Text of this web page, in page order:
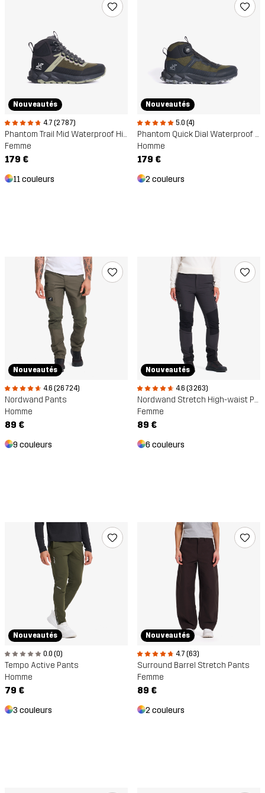
Nouveautés
4.7 (2 787)
Phantom Trail Mid Waterproof Hiking Boots
Femme
179 €
11 couleurs
Nouveautés
5.0 (4)
Phantom Quick Dial Waterproof Hiking Boots
Homme
179 €
2 couleurs
Nouveautés
4.6 (26 724)
Nordwand Pants
Homme
89 €
9 couleurs
Nouveautés
4.6 (3 263)
Nordwand Stretch High-waist Pants
Femme
89 €
6 couleurs
Nouveautés
0.0 (0)
Tempo Active Pants
Homme
79 €
3 couleurs
Nouveautés
4.7 (63)
Surround Barrel Stretch Pants
Femme
89 €
2 couleurs